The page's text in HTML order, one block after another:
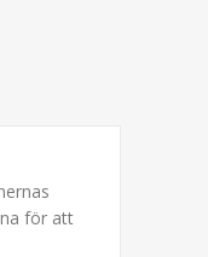
för att